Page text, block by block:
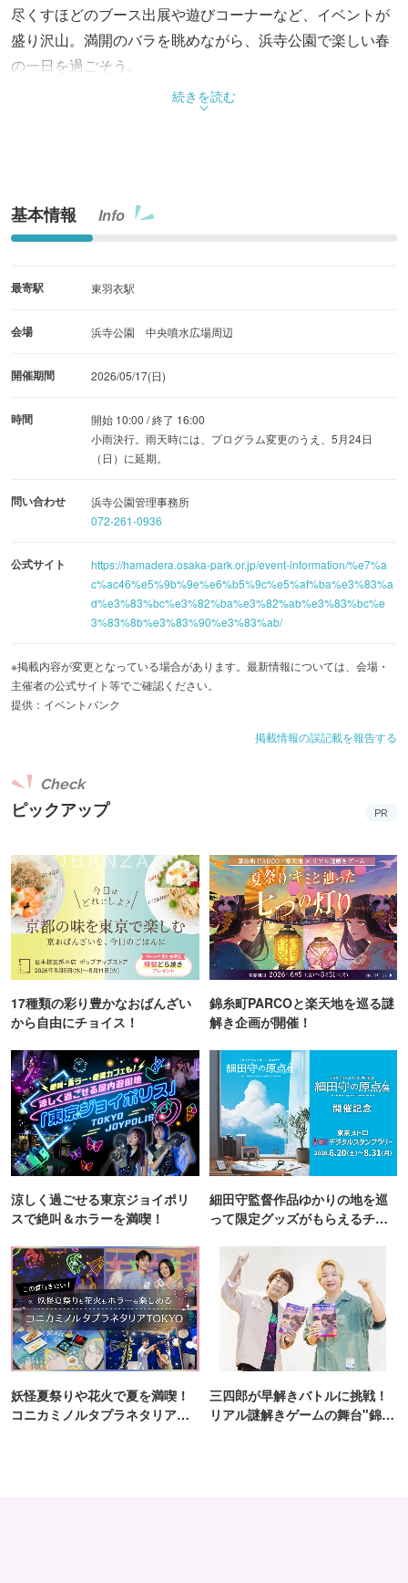
尽くすほどのブース出展や遊びコーナーなど、イベントが
盛り沢山。満開のバラを眺めながら、浜寺公園で楽しい春
の一日を過ごそう。
続きを読む
基本情報 Info
最寄駅 東羽衣駅
会場 浜寺公園 中央噴水広場周辺
開催期間 2026/05/17(日)
時間
開始 10:00 / 終了 16:00
小雨決行。雨天時には、プログラム変更のうえ、5月24日
（日）に延期。
問い合わせ
浜寺公園管理事務所
072-261-0936
公式サイト
https://hamadera.osaka-park.or.jp/event-information/%e7%a
c%ac46%e5%9b%9e%e6%b5%9c%e5%af%ba%e3%83%a
d%e3%83%bc%e3%82%ba%e3%82%ab%e3%83%bc%e
3%83%8b%e3%83%90%e3%83%ab/
※掲載内容が変更となっている場合があります。最新情報については、会場・
主催者の公式サイト等でご確認ください。
提供：イベントバンク
掲載情報の誤記載を報告する
ピックアップ
Check
PR
17種類の彩り豊かなおばんざい
から自由にチョイス！
錦糸町PARCOと楽天地を巡る謎
解き企画が開催！
涼しく過ごせる東京ジョイポリ
スで絶叫＆ホラーを満喫！
細田守監督作品ゆかりの地を巡
って限定グッズがもらえるチャ
妖怪夏祭りや花火で夏を満喫！
コニカミノルタプラネタリア
三四郎が早解きバトルに挑戦！
リアル謎解きゲームの舞台"錦糸